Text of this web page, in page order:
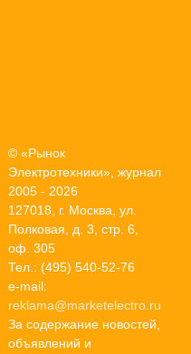
© «Рынок
Электротехники», журнал
2005 - 2026
127018, г. Москва, ул.
Полковая, д. 3, стр. 6,
оф. 305
Тел.: (495) 540-52-76
e-mail:
reklama@marketelectro.ru
За содержание новостей,
объявлений и